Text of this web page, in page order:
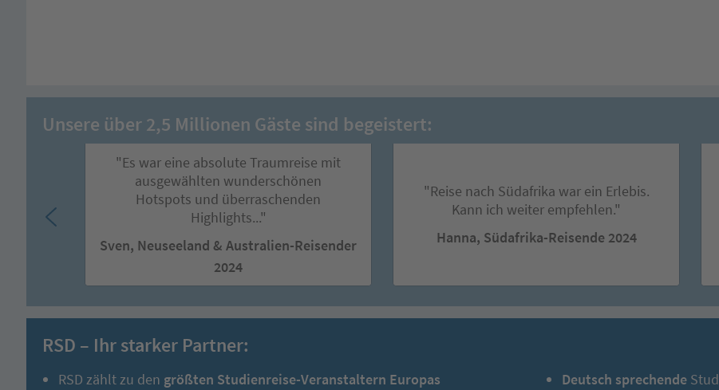
Unsere über 2,5 Millionen Gäste sind begeistert:
"Es war eine absolute Traumreise mit
ausgewählten wunderschönen
Hotspots und überraschenden
Highlights..."
Sven, Neuseeland & Australien-Reisender
2024
"Reise nach Südafrika war ein Erlebis.
Kann ich weiter empfehlen."
Hanna, Südafrika-Reisende 2024
RSD – Ihr starker Partner:
RSD zählt zu den größten Studienreise-Veranstaltern Europas
Deutsch sprechende